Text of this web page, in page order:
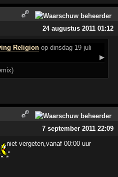
24 augustus 2011 01:12
Religion op dinsdag 19 juli
▶
7 september 2011 22:09
vergeten,vanaf 00:00 uur